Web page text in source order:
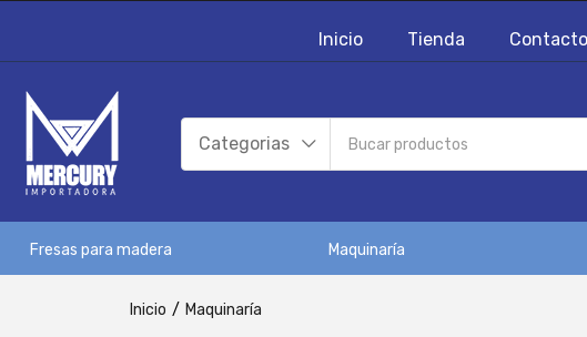
Inicio Tienda Contacto
Categorias
Fresas para madera Maquinaría
Inicio Maquinaría